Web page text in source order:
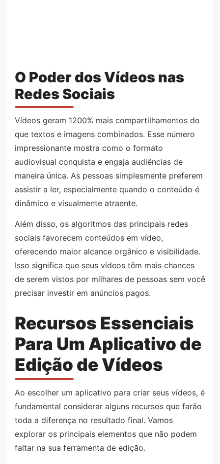
O Poder dos Vídeos nas
Redes Sociais
Vídeos geram 1200% mais compartilhamentos do
que textos e imagens combinados. Esse número
impressionante mostra como o formato
audiovisual conquista e engaja audiências de
maneira única. As pessoas simplesmente preferem
assistir a ler, especialmente quando o conteúdo é
dinâmico e visualmente atraente.
Além disso, os algoritmos das principais redes
sociais favorecem conteúdos em vídeo,
oferecendo maior alcance orgânico e visibilidade.
Isso significa que seus vídeos têm mais chances
de serem vistos por milhares de pessoas sem você
precisar investir em anúncios pagos.
Recursos Essenciais
Para Um Aplicativo de
Edição de Vídeos
Ao escolher um aplicativo para criar seus vídeos, é
fundamental considerar alguns recursos que farão
toda a diferença no resultado final. Vamos
explorar os principais elementos que não podem
faltar na sua ferramenta de edição.